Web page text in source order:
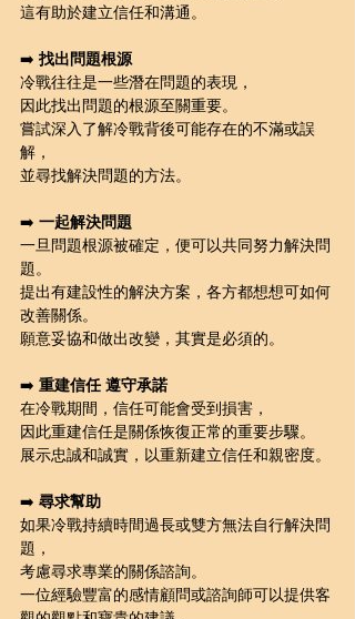
這有助於建立信任和溝通。
➡️ 找出問題根源
冷戰往往是一些潛在問題的表現，
因此找出問題的根源至關重要。
嘗試深入了解冷戰背後可能存在的不滿或誤
解，
並尋找解決問題的方法。
➡️ 一起解決問題
一旦問題根源被確定，便可以共同努力解決問
題。
提出有建設性的解決方案，各方都想想可如何
改善關係。
願意妥協和做出改變，其實是必須的。
➡️ 重建信任 遵守承諾
在冷戰期間，信任可能會受到損害，
因此重建信任是關係恢復正常的重要步驟。
展示忠誠和誠實，以重新建立信任和親密度。
➡️ 尋求幫助
如果冷戰持續時間過長或雙方無法自行解決問
題，
考慮尋求專業的關係諮詢。
一位經驗豐富的感情顧問或諮詢師可以提供客